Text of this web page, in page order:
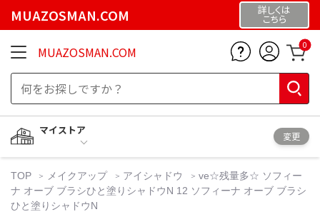
MUAZOSMAN.COM 詳しくは
こちら
MUAZOSMAN.COM 0
マイストア
変更
TOP メイクアップ アイシャドウ
ve☆残量多☆ ソフィー
ナ オーブ ブラシひと塗りシャドウN 12 ソフィーナ オーブ ブラシ
ひと塗りシャドウN